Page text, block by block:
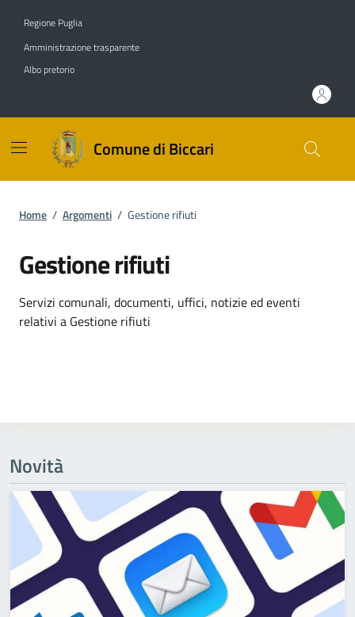
Regione Puglia
Amministrazione trasparente
Albo pretorio
Comune di Biccari
Home / Argomenti / Gestione rifiuti
Gestione rifiuti
Dettagli dell'argomento
Servizi comunali, documenti, uffici, notizie ed eventi
relativi a Gestione rifiuti
Novità